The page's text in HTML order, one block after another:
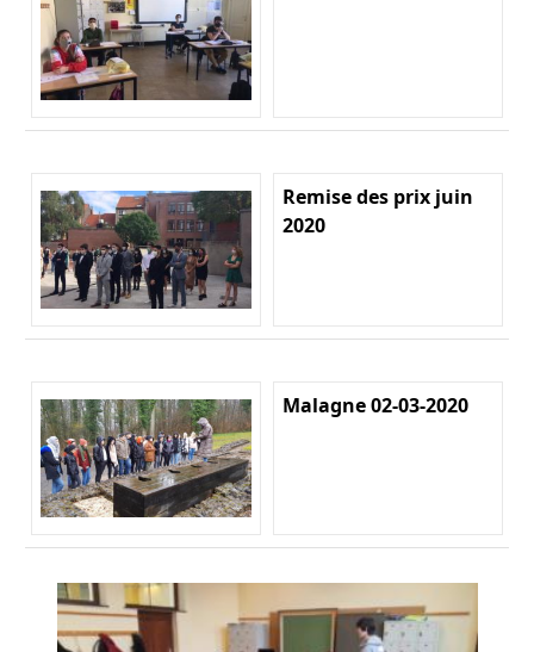
Remise des prix juin
2020
Malagne 02-03-2020